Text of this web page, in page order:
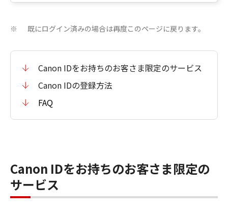
※ 既にログイン済みの場合は再度このページに戻ります。
Canon IDをお持ちのお客さま限定のサービス
Canon IDの登録方法
FAQ
Canon IDをお持ちのお客さま限定の
サービス